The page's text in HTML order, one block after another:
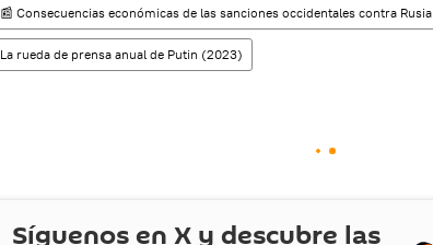
📰 Consecuencias económicas de las sanciones occidentales contra Rusia
La rueda de prensa anual de Putin (2023)
Síguenos en X y descubre las